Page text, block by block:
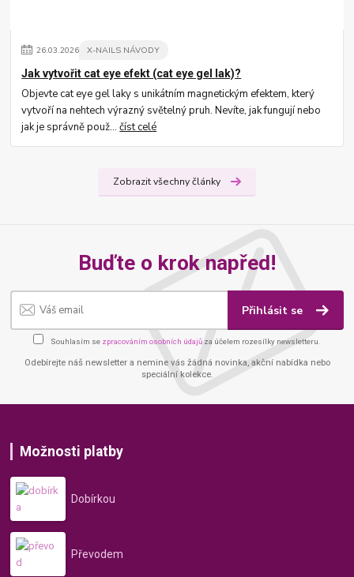
26.03.2026 X-NAILS NÁVODY
Jak vytvořit cat eye efekt (cat eye gel lak)?
Objevte cat eye gel laky s unikátním magnetickým efektem, který
vytvoří na nehtech výrazný světelný pruh. Nevíte, jak fungují nebo
jak je správně použ...číst celé
Zobrazit všechny články
Buďte o krok napřed!
Přihlásit se
Souhlasím se zpracováním osobních údajů za účelem rozesílky newsletteru.
Odebírejte náš newsletter a nemine vás žádná novinka, akční nabídka nebo
speciální kolekce.
Možnosti platby
Dobírkou
Převodem